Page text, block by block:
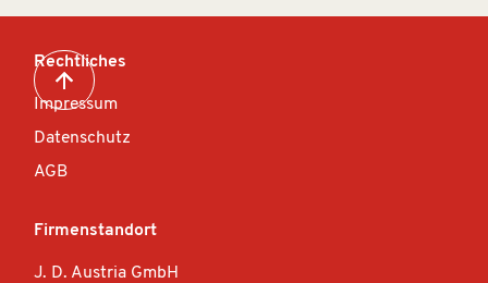
Rechtliches
Impressum
Datenschutz
AGB
Firmenstandort
J. D. Austria GmbH